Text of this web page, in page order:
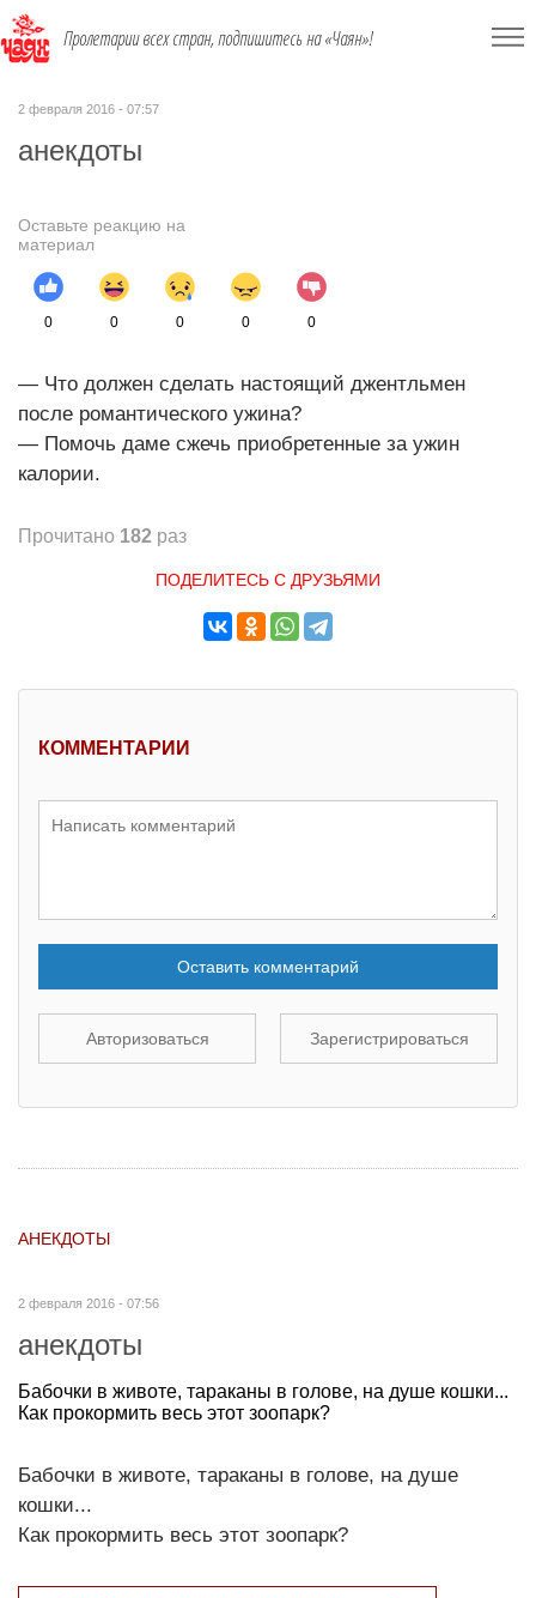
Пролетарии всех стран, подпишитесь на «Чаян»!
2 февраля 2016 - 07:57
анекдоты
Оставьте реакцию на
материал
0 0 0 0 0
— Что должен сделать настоящий джентльмен
после романтического ужина?
— Помочь даме сжечь приобретенные за ужин
калории.
Прочитано 182 раз
ПОДЕЛИТЕСЬ С ДРУЗЬЯМИ
КОММЕНТАРИИ
Оставить комментарий
Авторизоваться Зарегистрироваться
АНЕКДОТЫ
2 февраля 2016 - 07:56
анекдоты
Бабочки в животе, тараканы в голове, на душе кошки...
Как прокормить весь этот зоопарк?
Бабочки в животе, тараканы в голове, на душе
кошки...
Как прокормить весь этот зоопарк?